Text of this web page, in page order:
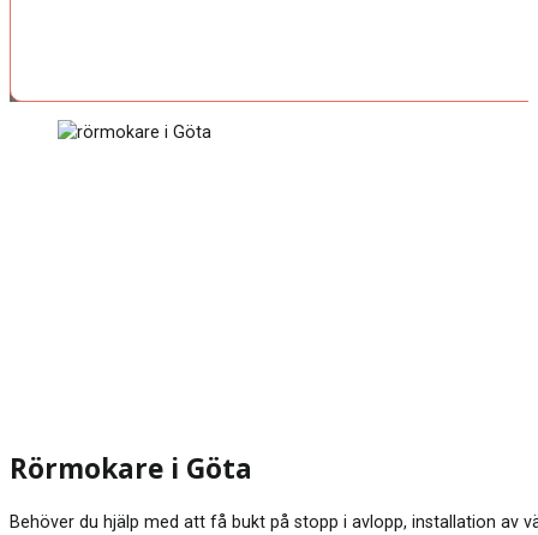
Rörmokare i Göta
Behöver du hjälp med att få bukt på stopp i avlopp, installation av